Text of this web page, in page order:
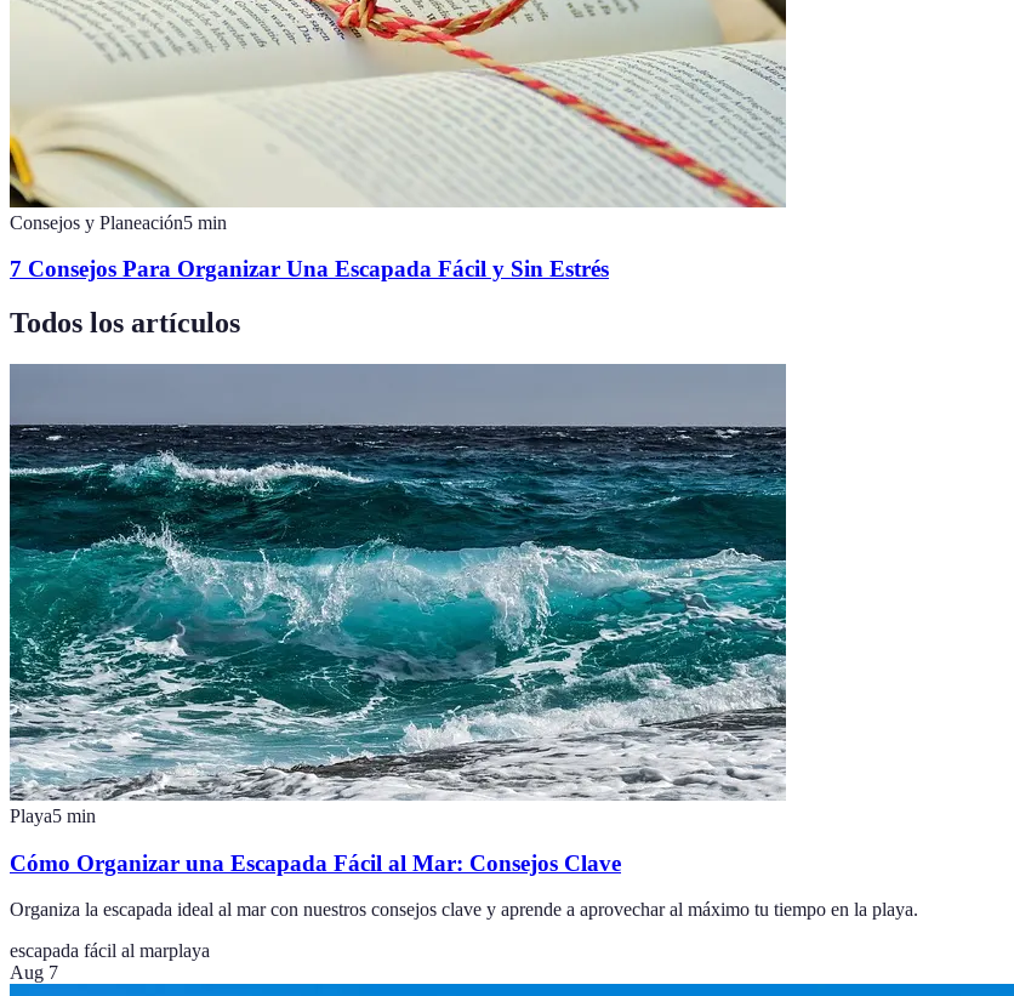
Consejos y Planeación5 min
7 Consejos Para Organizar Una Escapada Fácil y Sin Estrés
Todos los artículos
Playa5 min
Cómo Organizar una Escapada Fácil al Mar: Consejos Clave
Organiza la escapada ideal al mar con nuestros consejos clave y aprende a aprovechar al máximo tu tiempo en la playa.
escapada fácil al marplaya
Aug 7